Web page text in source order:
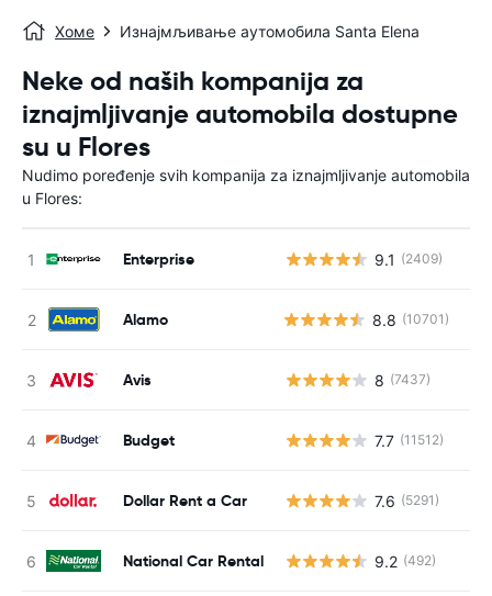
Хоме Изнајмљивање аутомобила Santa Elena
Neke od naših kompanija za
iznajmljivanje automobila dostupne
su u Flores
Nudimo poređenje svih kompanija za iznajmljivanje automobila
u Flores:
Enterprise 9.1 (2409)
Alamo 8.8 (10701)
Avis 8 (7437)
Budget 7.7 (11512)
Dollar Rent a Car 7.6 (5291)
National Car Rental 9.2 (492)